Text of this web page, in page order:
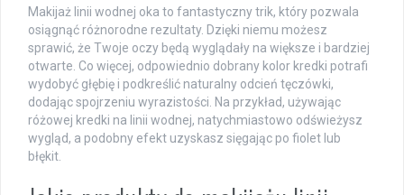
Makijaż linii wodnej oka to fantastyczny trik, który pozwala
osiągnąć różnorodne rezultaty. Dzięki niemu możesz
sprawić, że Twoje oczy będą wyglądały na większe i bardziej
otwarte. Co więcej, odpowiednio dobrany kolor kredki potrafi
wydobyć głębię i podkreślić naturalny odcień tęczówki,
dodając spojrzeniu wyrazistości. Na przykład, używając
różowej kredki na linii wodnej, natychmiastowo odświeżysz
wygląd, a podobny efekt uzyskasz sięgając po fiolet lub
błękit.